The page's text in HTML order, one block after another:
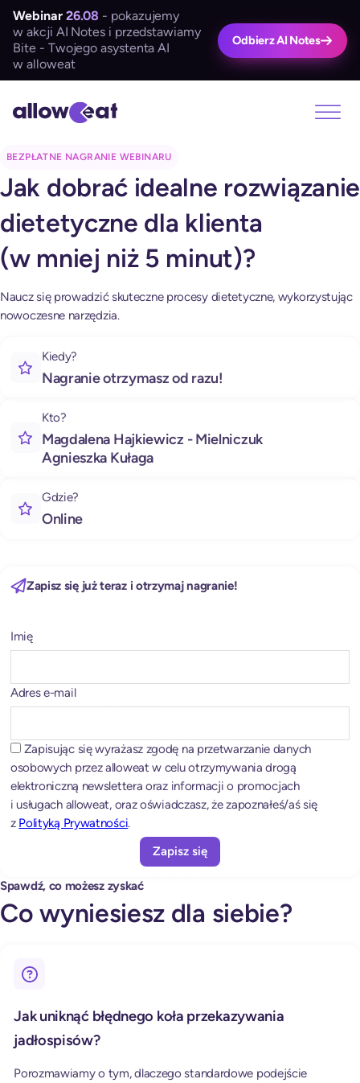
Webinar 26.08 - pokazujemy
w akcji AI Notes i przedstawiamy
Bite - Twojego asystenta AI
w alloweat
Odbierz AI Notes
BEZPŁATNE NAGRANIE WEBINARU
Jak dobrać idealne rozwiązanie
dietetyczne dla klienta
(w mniej niż 5 minut)?
Naucz się prowadzić skuteczne procesy dietetyczne, wykorzystując
nowoczesne narzędzia.
Nagranie otrzymasz od razu!
Kiedy?
Magdalena Hajkiewicz - Mielniczuk
Agnieszka Kułaga
Kto?
Online
Gdzie?
Zapisz się już teraz i otrzymaj nagranie!
Imię
Adres e-mail
Zapisując się wyrażasz zgodę na przetwarzanie danych
osobowych przez alloweat w celu otrzymywania drogą
elektroniczną newslettera oraz informacji o promocjach
i usługach alloweat, oraz oświadczasz, że zapoznałeś/aś się
z Polityką Prywatności.
A
l
e
r
a
t
i
v
e
Spawdź, co możesz zyskać
Co wyniesiesz dla siebie?
Jak uniknąć błędnego koła przekazywania
jadłospisów?
Porozmawiamy o tym, dlaczego standardowe podejście